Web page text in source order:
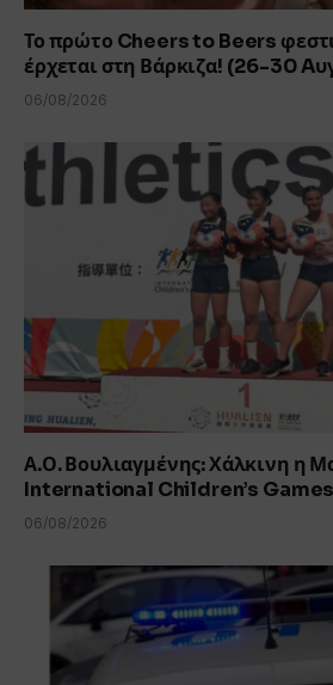
Το πρώτο Cheers to Beers
έρχεται στη Βάρκιζα! (26-30
06/08/2026
Α.Ο. Βουλιαγμένης: Χάλκινη η
International Children’s Games
06/08/2026